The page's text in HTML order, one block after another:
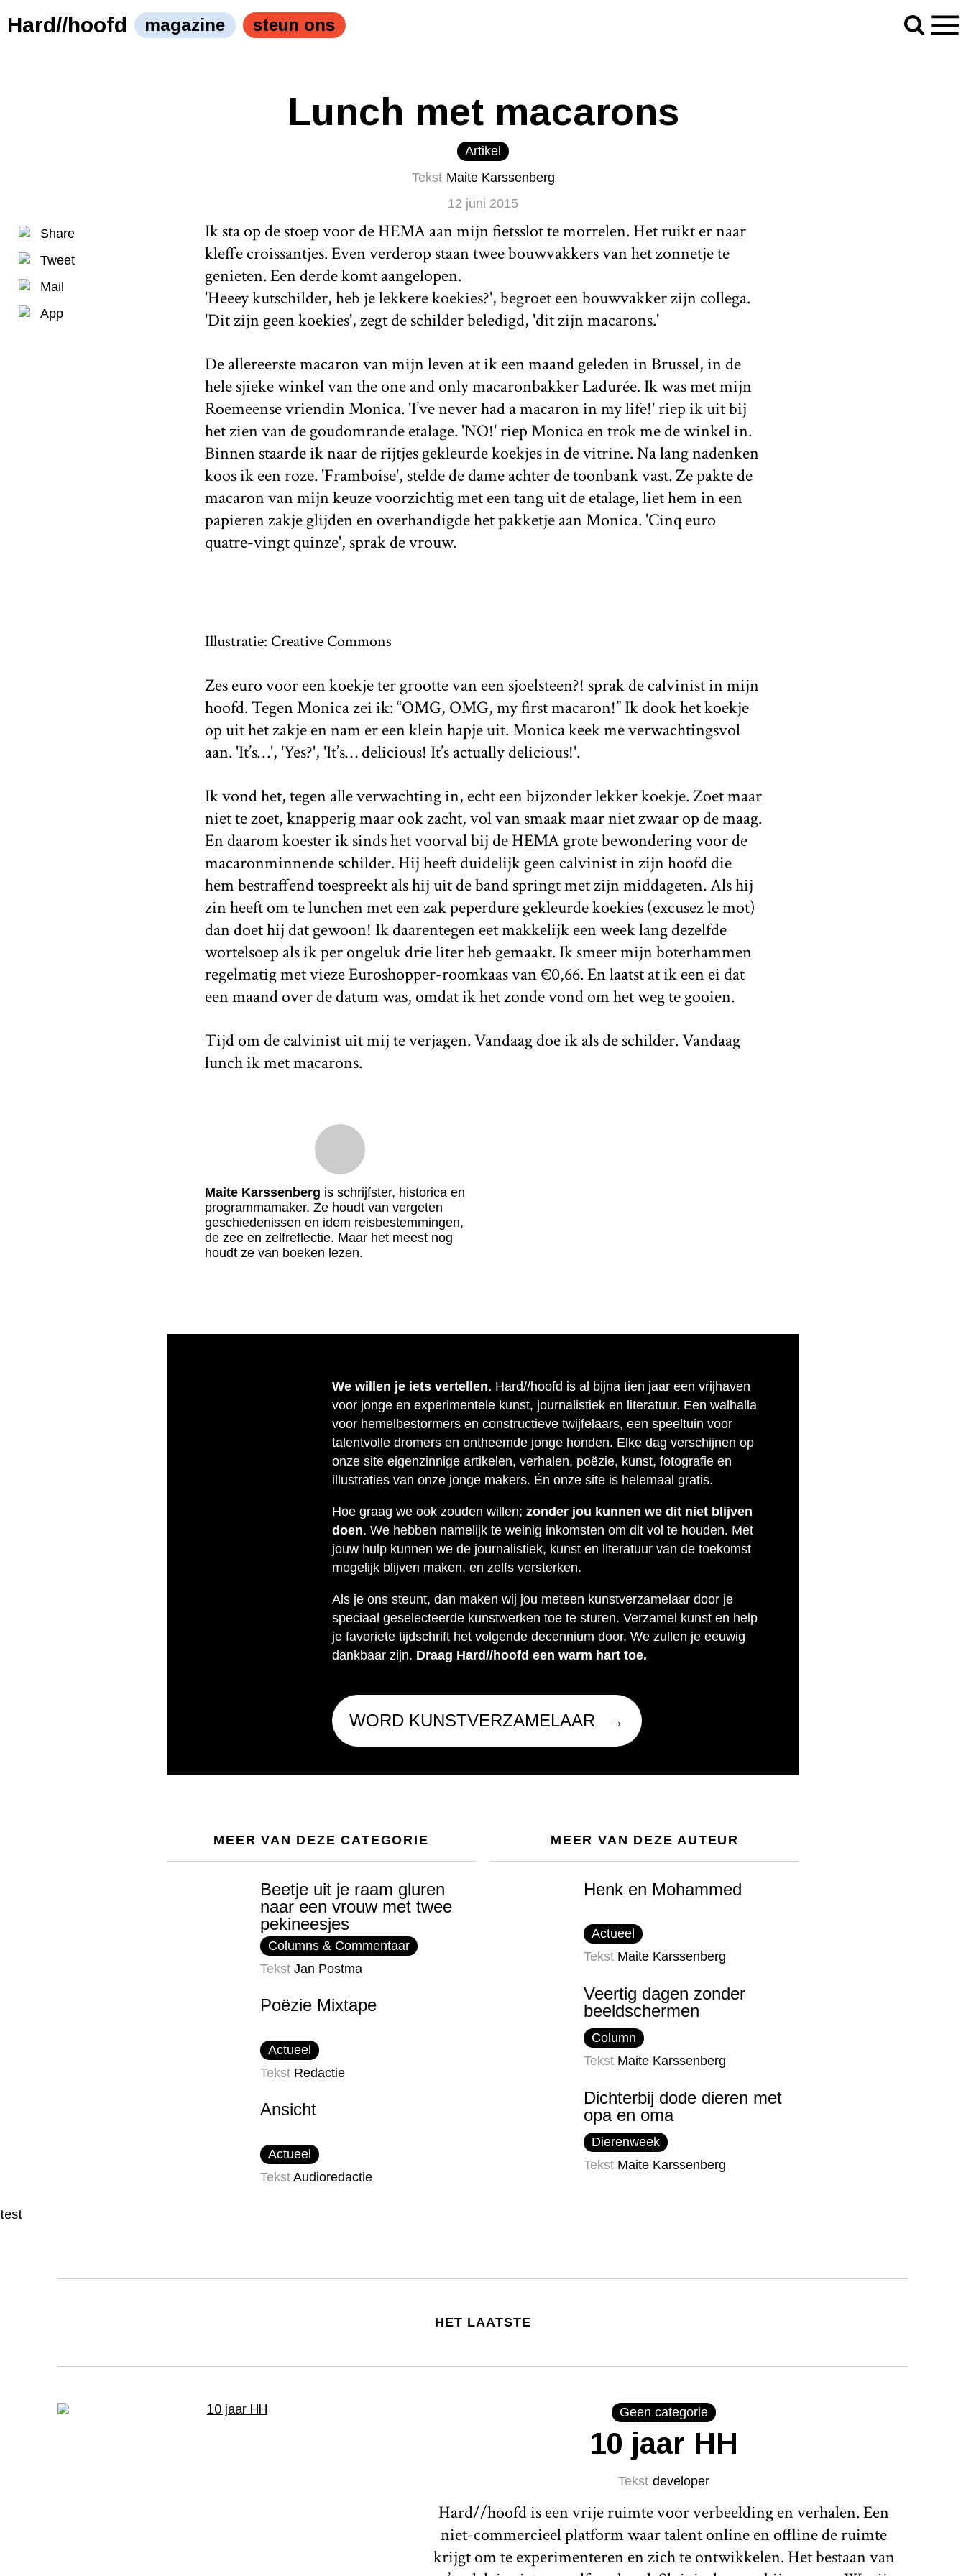
Hard//hoofd magazine steun ons
Lunch met macarons
Artikel
Tekst Maite Karssenberg
12 juni 2015
Ik sta op de stoep voor de HEMA aan mijn fietsslot te morrelen. Het ruikt er naar
kleffe croissantjes. Even verderop staan twee bouwvakkers van het zonnetje te
genieten. Een derde komt aangelopen.
'Heeey kutschilder, heb je lekkere koekies?', begroet een bouwvakker zijn collega.
'Dit zijn geen koekies', zegt de schilder beledigd, 'dit zijn macarons.'
De allereerste macaron van mijn leven at ik een maand geleden in Brussel, in de
hele sjieke winkel van the one and only macaronbakker Ladurée. Ik was met mijn
Roemeense vriendin Monica. 'I’ve never had a macaron in my life!' riep ik uit bij
het zien van de goudomrande etalage. 'NO!' riep Monica en trok me de winkel in.
Binnen staarde ik naar de rijtjes gekleurde koekjes in de vitrine. Na lang nadenken
koos ik een roze. 'Framboise', stelde de dame achter de toonbank vast. Ze pakte de
macaron van mijn keuze voorzichtig met een tang uit de etalage, liet hem in een
papieren zakje glijden en overhandigde het pakketje aan Monica. 'Cinq euro
quatre-vingt quinze', sprak de vrouw.
Illustratie: Creative Commons
Zes euro voor een koekje ter grootte van een sjoelsteen?! sprak de calvinist in mijn
hoofd. Tegen Monica zei ik: “OMG, OMG, my first macaron!” Ik dook het koekje
op uit het zakje en nam er een klein hapje uit. Monica keek me verwachtingsvol
aan. 'It’s…', 'Yes?', 'It’s… delicious! It’s actually delicious!'.
Ik vond het, tegen alle verwachting in, echt een bijzonder lekker koekje. Zoet maar
niet te zoet, knapperig maar ook zacht, vol van smaak maar niet zwaar op de maag.
En daarom koester ik sinds het voorval bij de HEMA grote bewondering voor de
macaronminnende schilder. Hij heeft duidelijk geen calvinist in zijn hoofd die
hem bestraffend toespreekt als hij uit de band springt met zijn middageten. Als hij
zin heeft om te lunchen met een zak peperdure gekleurde koekies (excusez le mot)
dan doet hij dat gewoon! Ik daarentegen eet makkelijk een week lang dezelfde
wortelsoep als ik per ongeluk drie liter heb gemaakt. Ik smeer mijn boterhammen
regelmatig met vieze Euroshopper-roomkaas van €0,66. En laatst at ik een ei dat
een maand over de datum was, omdat ik het zonde vond om het weg te gooien.
Tijd om de calvinist uit mij te verjagen. Vandaag doe ik als de schilder. Vandaag
lunch ik met macarons.
Share
Tweet
Mail
App
Maite Karssenberg is schrijfster, historica en
programmamaker. Ze houdt van vergeten
geschiedenissen en idem reisbestemmingen,
de zee en zelfreflectie. Maar het meest nog
houdt ze van boeken lezen.
We willen je iets vertellen. Hard//hoofd is al bijna tien jaar een vrijhaven
voor jonge en experimentele kunst, journalistiek en literatuur. Een walhalla
voor hemelbestormers en constructieve twijfelaars, een speeltuin voor
talentvolle dromers en ontheemde jonge honden. Elke dag verschijnen op
onze site eigenzinnige artikelen, verhalen, poëzie, kunst, fotografie en
illustraties van onze jonge makers. Én onze site is helemaal gratis.
Hoe graag we ook zouden willen; zonder jou kunnen we dit niet blijven
doen. We hebben namelijk te weinig inkomsten om dit vol te houden. Met
jouw hulp kunnen we de journalistiek, kunst en literatuur van de toekomst
mogelijk blijven maken, en zelfs versterken.
Als je ons steunt, dan maken wij jou meteen kunstverzamelaar door je
speciaal geselecteerde kunstwerken toe te sturen. Verzamel kunst en help
je favoriete tijdschrift het volgende decennium door. We zullen je eeuwig
dankbaar zijn. Draag Hard//hoofd een warm hart toe.
WORD KUNSTVERZAMELAAR
MEER VAN DEZE CATEGORIE
Beetje uit je raam gluren
naar een vrouw met twee
pekineesjes
Columns & Commentaar
Tekst Jan Postma
Poëzie Mixtape
Actueel
Tekst Redactie
Ansicht
Actueel
Tekst Audioredactie
MEER VAN DEZE AUTEUR
Henk en Mohammed
Actueel
Tekst Maite Karssenberg
Veertig dagen zonder
beeldschermen
Column
Tekst Maite Karssenberg
Dichterbij dode dieren met
opa en oma
Dierenweek
Tekst Maite Karssenberg
test
HET LAATSTE
Geen categorie
10 jaar HH
Tekst developer
Hard//hoofd is een vrije ruimte voor verbeelding en verhalen. Een
niet-commercieel platform waar talent online en offline de ruimte
krijgt om te experimenteren en zich te ontwikkelen. Het bestaan van